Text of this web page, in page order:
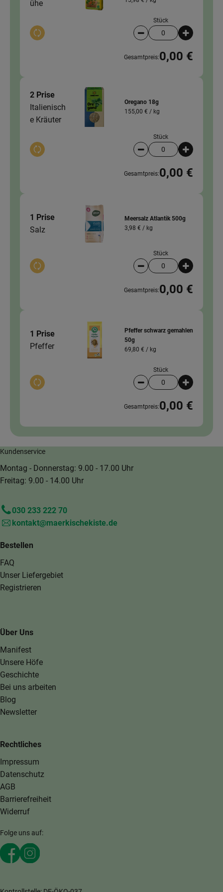
ühe
Auswahl ändern
Stück
Artikelanzahl
Gesamtpreis:0,00 €
2 Prise
Italienisch
e Kräuter
Auswahl ändern
Oregano 18g
155,00 € / kg
Stück
Artikelanzahl
Gesamtpreis:0,00 €
1 Prise
Salz
Auswahl ändern
Meersalz Atlantik 500g
3,98 € / kg
Stück
Artikelanzahl
Gesamtpreis:0,00 €
1 Prise
Pfeffer
Auswahl ändern
Pfeffer schwarz gemahlen
50g
69,80 € / kg
Stück
Artikelanzahl
Gesamtpreis:0,00 €
Kundenservice
Montag - Donnerstag: 9.00 - 17.00 Uhr
Freitag: 9.00 - 14.00 Uhr
030 233 222 70
kontakt@maerkischekiste.de
Bestellen
FAQ
Unser Liefergebiet
Registrieren
Über Uns
Manifest
Unsere Höfe
Geschichte
Bei uns arbeiten
Blog
Newsletter
Rechtliches
Impressum
Datenschutz
AGB
Barrierefreiheit
Widerruf
Folge uns auf:
Externer Link zu https://www.facebook.com/
Externer Link zu https://www.instagram.com/